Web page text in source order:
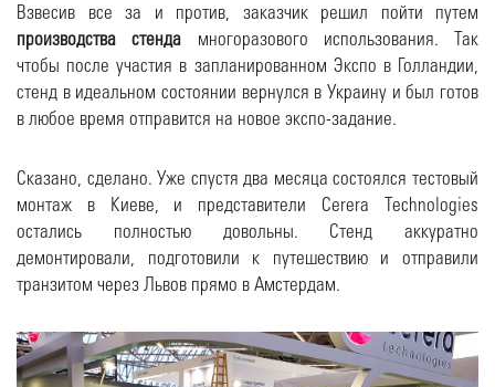
Взвесив все за и против, заказчик решил пойти путем
производства стенда многоразового использования. Так
чтобы после участия в запланированном Экспо в Голландии,
стенд в идеальном состоянии вернулся в Украину и был готов
в любое время отправится на новое экспо-задание.
Сказано, сделано. Уже спустя два месяца состоялся тестовый
монтаж в Киеве, и представители Cerera Technologies
остались полностью довольны. Стенд аккуратно
демонтировали, подготовили к путешествию и отправили
транзитом через Львов прямо в Амстердам.